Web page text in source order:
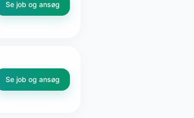
Se job og ansøg
Se job og ansøg